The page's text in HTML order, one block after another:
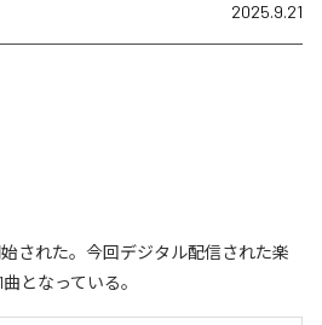
2025.9.21
始された。今回デジタル配信された楽
となっている。